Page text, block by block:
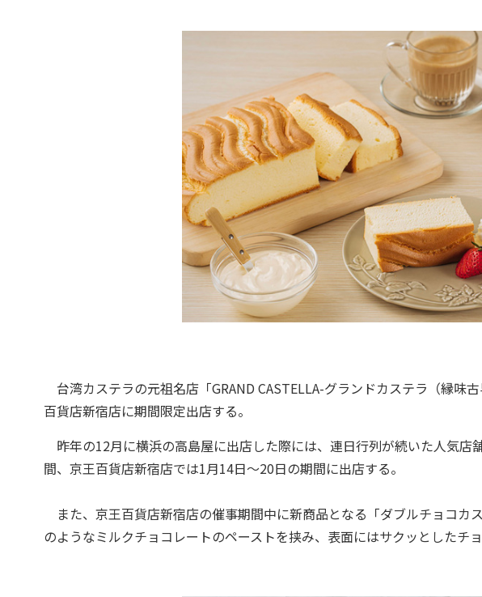
台湾カステラの元祖名店「GRAND CASTELLA-グランドカステラ（縁味
百貨店新宿店に期間限定出店する。
昨年の12月に横浜の高島屋に出店した際には、連日行列が続いた人気店
間、京王百貨店新宿店では1月14日～20日の期間に出店する。
また、京王百貨店新宿店の催事期間中に新商品となる「ダブルチョコカ
のようなミルクチョコレートのペーストを挟み、表面にはサクッとしたチ